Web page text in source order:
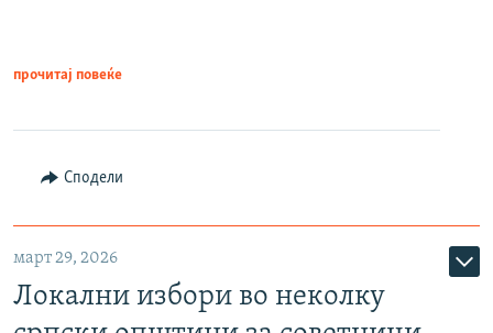
прочитај повеќе
Сподели
март 29, 2026
Локални избори во неколку